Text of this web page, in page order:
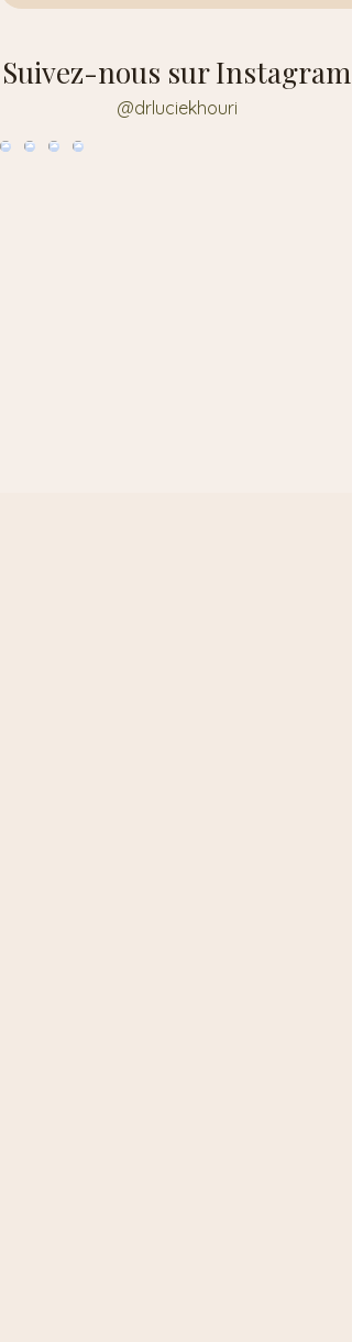
Suivez-nous sur Instagram
@drluciekhouri